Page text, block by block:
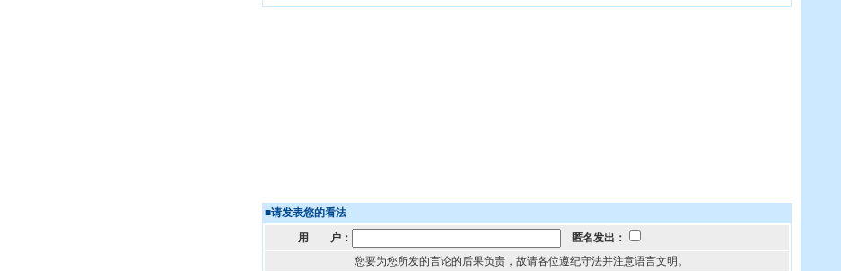
■请发表您的看法
用 户：
匿名发出：
您要为您所发的言论的后果负责，故请各位遵纪守法并注意语言文明。